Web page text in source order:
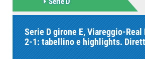
Serie D girone E, Viareggio-
2-1: tabellino e highlights.